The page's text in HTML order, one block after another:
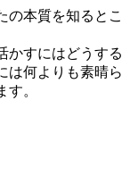
の本質を知るとこ
かすにはどうする
は何よりも素晴ら
。